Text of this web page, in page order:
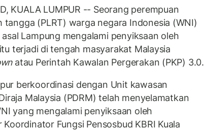
KUALA LUMPUR -- Seorang perempuan
tangga (PLRT) warga negara Indonesia (WNI)
Lampung mengalami penyiksaan oleh
terjadi di tengah masyarakat Malaysia
atau Perintah Kawalan Pergerakan (PKP) 3.0.
berkoordinasi dengan Unit kawasan
Malaysia (PDRM) telah menyelamatkan
yang mengalami penyiksaan oleh
Koordinator Fungsi Pensosbud KBRI Kuala